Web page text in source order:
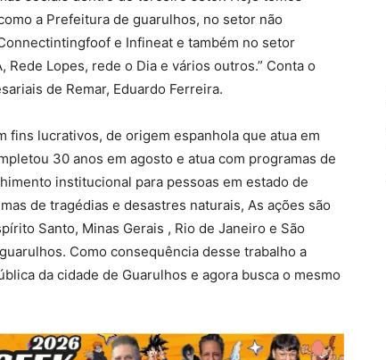
a Prefeitura de guarulhos, no setor não
e Infineat e também no setor
Rede Lopes, rede o Dia e vários outros.” Conta o
de Remar, Eduardo Ferreira.
fins lucrativos, de origem espanhola que atua em
30 anos em agosto e atua com programas de
institucional para pessoas em estado de
de tragédias e desastres naturais, As ações são
Santo, Minas Gerais , Rio de Janeiro e São
Como consequência desse trabalho a
da cidade de Guarulhos e agora busca o mesmo